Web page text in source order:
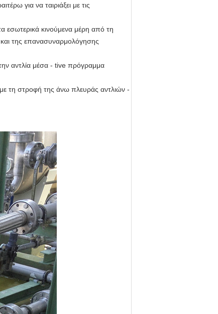
για να ταιριάξει με τις
εσωτερικά κινούμενα μέρη από τη
της επανασυναρμολόγησης
αντλία μέσα - tive πρόγραμμα
τη στροφή της άνω πλευράς αντλιών -